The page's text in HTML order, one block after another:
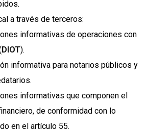
a través de terceros:
informativas de operaciones con
DIOT).
informativa para notarios públicos y
informativas que componen el
de conformidad con lo
en el artículo 55.